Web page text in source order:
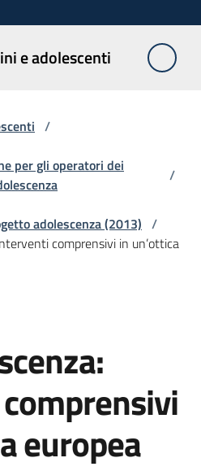
e adolescenti
/
per gli operatori dei
/
adolescenza (2013) /
comprensivi in un’ottica
europea